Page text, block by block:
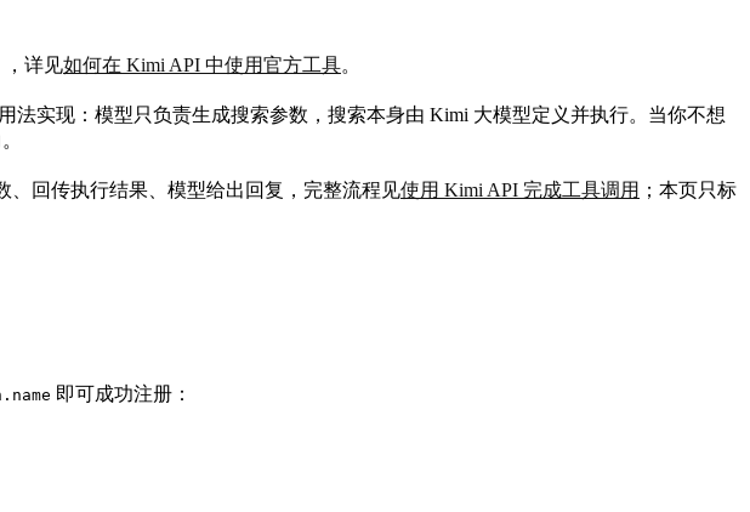
，详见如何在 Kimi API 中使用官方工具。
用法实现：模型只负责生成搜索参数，搜索本身由 Kimi 大模型定义并执行。当你不想
、回传执行结果、模型给出回复，完整流程见使用 Kimi API 完成工具调用 ；本页只标
即可成功注册：